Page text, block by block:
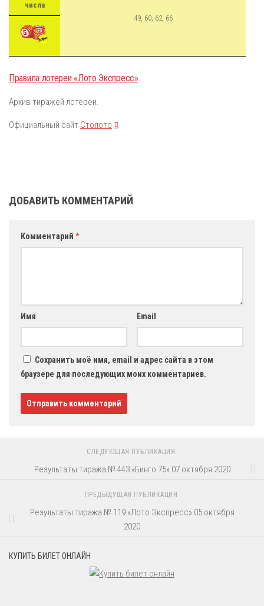
числа
49, 60, 62, 66
Правила лотереи «Лото Экспресс».
Архив тиражей лотереи.
Официальный сайт Столото .
ДОБАВИТЬ КОММЕНТАРИЙ
Комментарий *
Имя Email
Сохранить моё имя, email и адрес сайта в этом
браузере для последующих моих комментариев.
СЛЕДУЮЩАЯ ПУБЛИКАЦИЯ
Результаты тиража № 443 «Бинго 75» 07 октября 2020
ПРЕДЫДУЩАЯ ПУБЛИКАЦИЯ
Результаты тиража № 119 «Лото Экспресс» 05 октября
2020
КУПИТЬ БИЛЕТ ОНЛАЙН